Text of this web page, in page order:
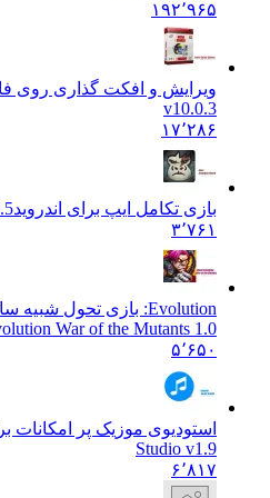
۱۹۲٬۹۶۵
ویرایش و افکت گذاری روی فایل
v10.0.3
۱۷٬۲۸۶
بازی تکامل ایپ برای اندروید 2.0.5
Evolution: بازی تحول شبیه سازی شده برای اندروید
Evolution War of the Mutants 1.0.
استودیوی موزیک پر امکانات برای
Studio v1.9